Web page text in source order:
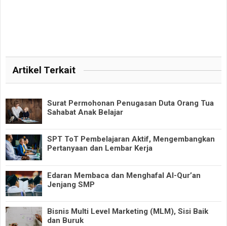
Artikel Terkait
Surat Permohonan Penugasan Duta Orang Tua
Sahabat Anak Belajar
SPT ToT Pembelajaran Aktif, Mengembangkan
Pertanyaan dan Lembar Kerja
Edaran Membaca dan Menghafal Al-Qur’an
Jenjang SMP
Bisnis Multi Level Marketing (MLM), Sisi Baik
dan Buruk